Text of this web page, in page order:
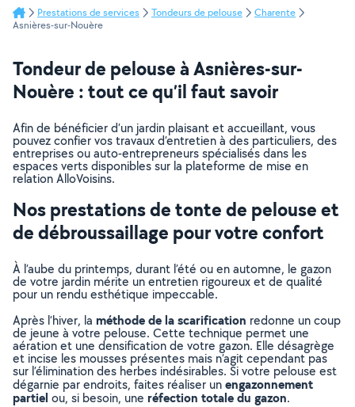
Prestations de services Tondeurs de pelouse
Charente
Asnières-sur-Nouère
Tondeur de pelouse à Asnières-sur-
Nouère : tout ce qu’il faut savoir
Afin de bénéficier d’un jardin plaisant et accueillant, vous
pouvez confier vos travaux d’entretien à des particuliers, des
entreprises ou auto-entrepreneurs spécialisés dans les
espaces verts disponibles sur la plateforme de mise en
relation AlloVoisins.
Nos prestations de tonte de pelouse et
de débroussaillage pour votre confort
À l’aube du printemps, durant l’été ou en automne, le gazon
de votre jardin mérite un entretien rigoureux et de qualité
pour un rendu esthétique impeccable.
Après l’hiver, la méthode de la scarification redonne un coup
de jeune à votre pelouse. Cette technique permet une
aération et une densification de votre gazon. Elle désagrège
et incise les mousses présentes mais n’agit cependant pas
sur l’élimination des herbes indésirables. Si votre pelouse est
dégarnie par endroits, faites réaliser unengazonnement
partiel ou, si besoin, une réfection totale du gazon.